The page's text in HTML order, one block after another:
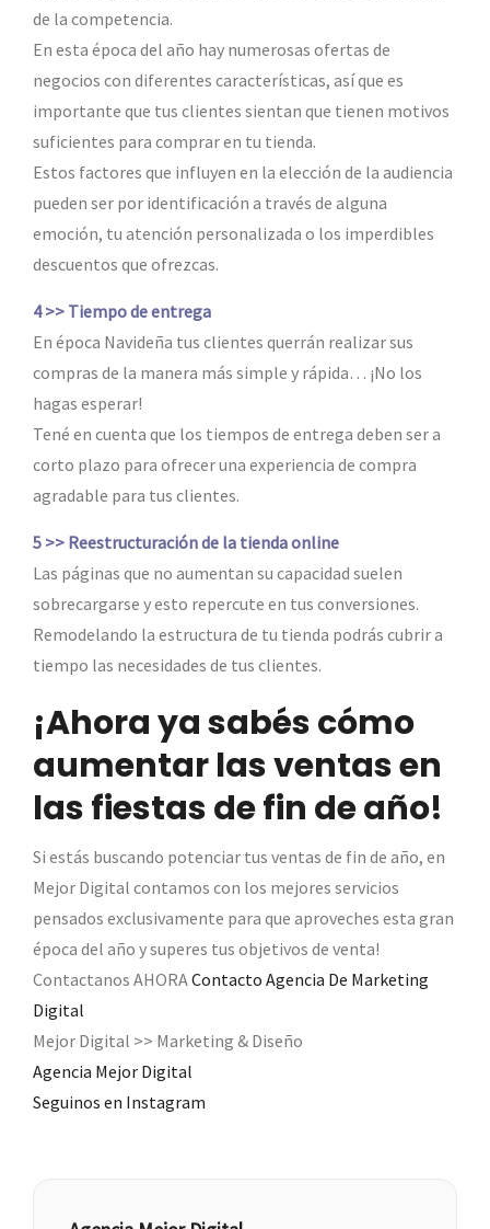
de la competencia.
En esta época del año hay numerosas ofertas de
negocios con diferentes características, así que es
importante que tus clientes sientan que tienen motivos
suficientes para comprar en tu tienda.
Estos factores que influyen en la elección de la audiencia
pueden ser por identificación a través de alguna
emoción, tu atención personalizada o los imperdibles
descuentos que ofrezcas.
4 >> Tiempo de entrega
En época Navideña tus clientes querrán realizar sus
compras de la manera más simple y rápida… ¡No los
hagas esperar!
Tené en cuenta que los tiempos de entrega deben ser a
corto plazo para ofrecer una experiencia de compra
agradable para tus clientes.
5 >> Reestructuración de la tienda online
Las páginas que no aumentan su capacidad suelen
sobrecargarse y esto repercute en tus conversiones.
Remodelando la estructura de tu tienda podrás cubrir a
tiempo las necesidades de tus clientes.
¡Ahora ya sabés cómo
aumentar las ventas en
las fiestas de fin de año!
Si estás buscando potenciar tus ventas de fin de año, en
Mejor Digital contamos con los mejores servicios
pensados exclusivamente para que aproveches esta gran
época del año y superes tus objetivos de venta!
Contactanos AHORA Contacto Agencia De Marketing
Digital
Mejor Digital >> Marketing & Diseño
Agencia Mejor Digital
Seguinos en Instagram